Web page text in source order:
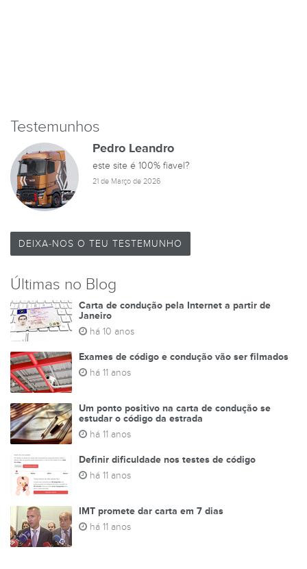
Testemunhos
Pedro Leandro
este site é 100% fiavel?
21 de Março de 2026
DEIXA-NOS O TEU TESTEMUNHO
Últimas no Blog
Carta de condução pela Internet a partir de
Janeiro
há 10 anos
Exames de código e condução vão ser filmados
há 11 anos
Um ponto positivo na carta de condução se
estudar o código da estrada
há 11 anos
Definir dificuldade nos testes de código
há 11 anos
IMT promete dar carta em 7 dias
há 11 anos